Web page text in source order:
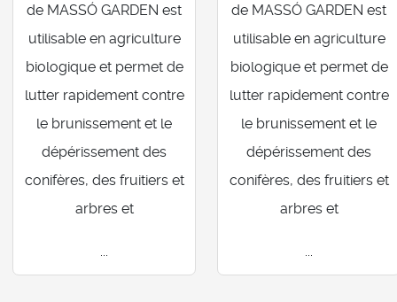
de MASSÓ GARDEN est
utilisable en agriculture
biologique et permet de
lutter rapidement contre
le brunissement et le
dépérissement des
conifères, des fruitiers et
arbres et
...
de MASSÓ GARDEN est
utilisable en agriculture
biologique et permet de
lutter rapidement contre
le brunissement et le
dépérissement des
conifères, des fruitiers et
arbres et
...